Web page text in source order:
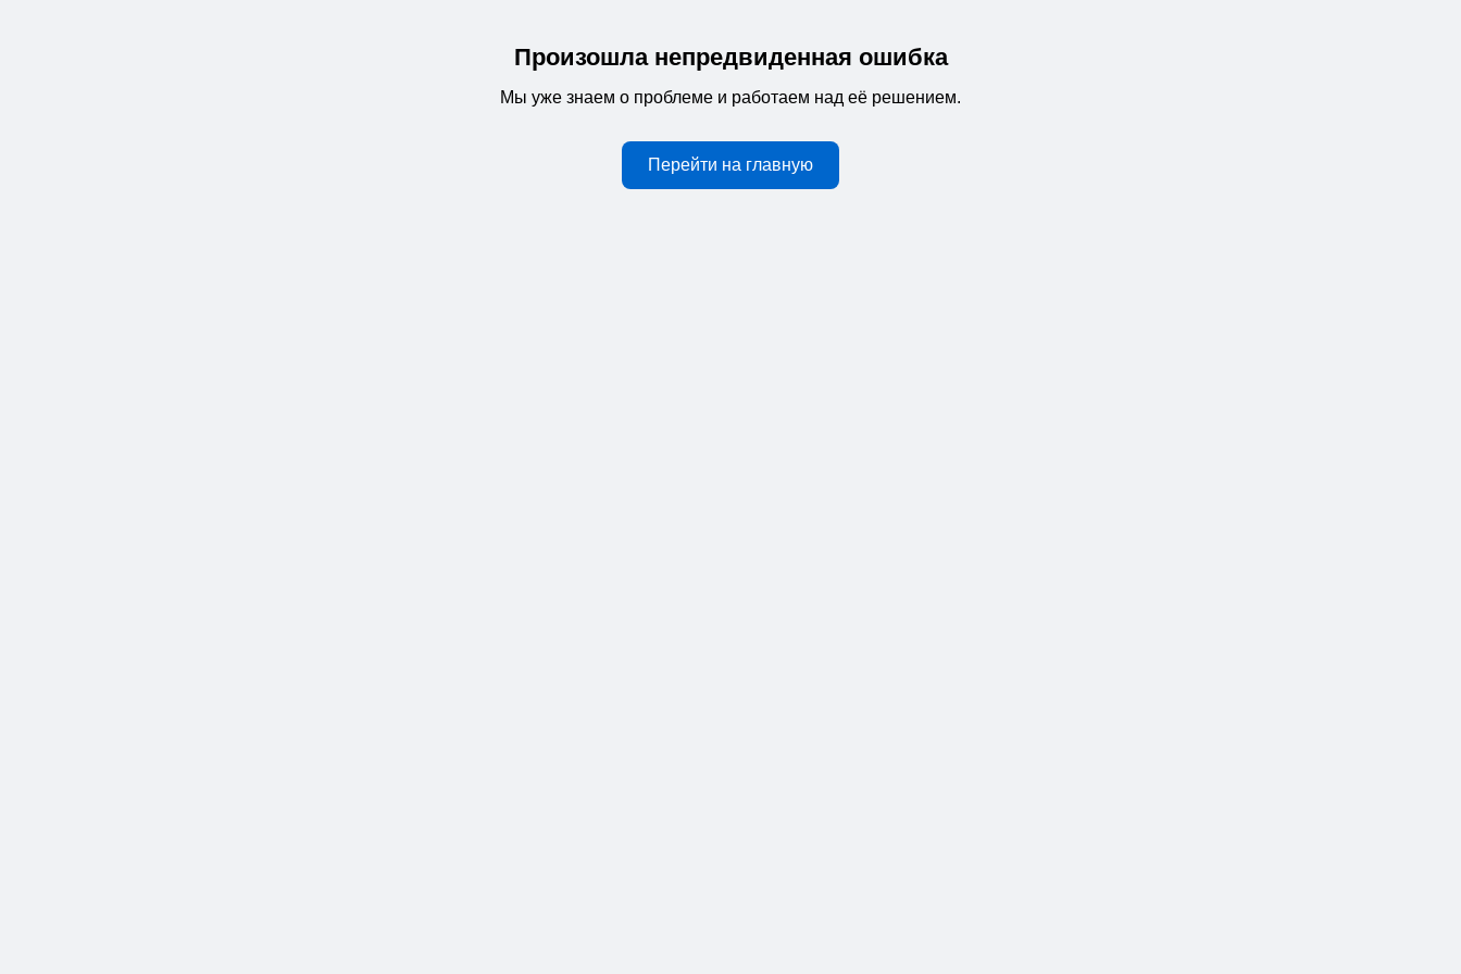
Произошла непредвиденная ошибка
Мы уже знаем о проблеме и работаем над её решением.
Перейти на главную